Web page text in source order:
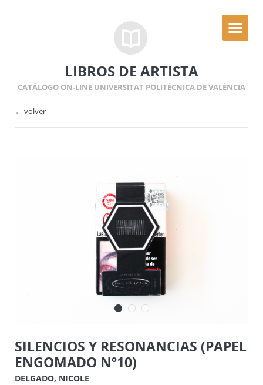
LIBROS DE ARTISTA
CATÁLOGO ON-LINE UNIVERSITAT POLITÈCNICA DE VALÈNCIA
← volver
SILENCIOS Y RESONANCIAS (PAPEL
ENGOMADO Nº10)
DELGADO, NICOLE